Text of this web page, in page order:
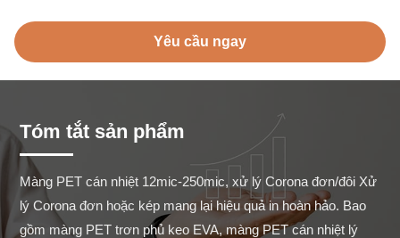
Yêu cầu ngay
Tóm tắt sản phẩm
Màng PET cán nhiệt 12mic-250mic, xử lý Corona đơn/đôi Xử
lý Corona đơn hoặc kép mang lại hiệu quả in hoàn hảo. Bao
gồm màng PET trơn phủ keo EVA, màng PET cán nhiệt lý